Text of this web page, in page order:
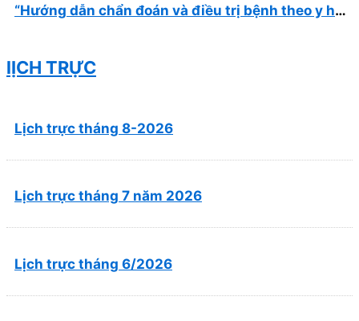
“Hướng dẫn chẩn đoán và điều trị bệnh theo y học
lỊCH TRỰC
Lịch trực tháng 8-2026
Lịch trực tháng 7 năm 2026
Lịch trực tháng 6/2026